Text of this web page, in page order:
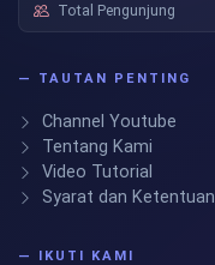
Total Pengunjung
— TAUTAN PENTING
Channel Youtube
Tentang Kami
Video Tutorial
Syarat dan Ketentuan
— IKUTI KAMI